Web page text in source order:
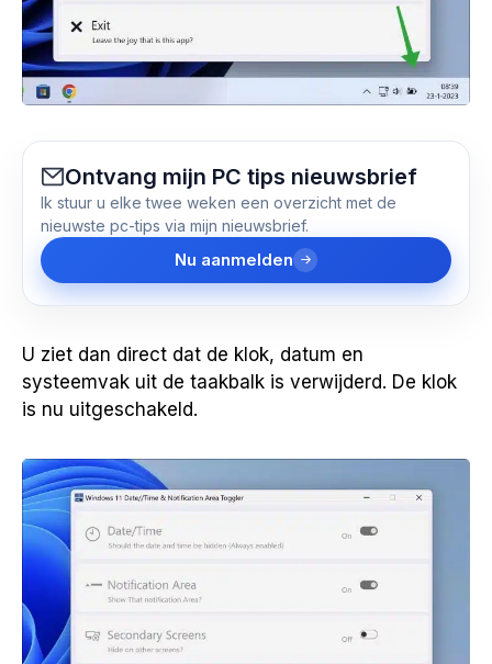
Ontvang mijn PC tips nieuwsbrief
Ik stuur u elke twee weken een overzicht met de
nieuwste pc-tips via mijn nieuwsbrief.
Nu aanmelden
U ziet dan direct dat de klok, datum en
systeemvak uit de taakbalk is verwijderd. De klok
is nu uitgeschakeld.